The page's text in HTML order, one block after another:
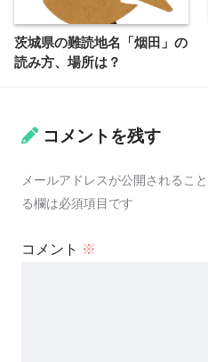
茨城県の難読地名「烟田」の
読み方、場所は？
コメントを残す
メールアドレスが公開されるこ
る欄は必須項目です
コメント ※